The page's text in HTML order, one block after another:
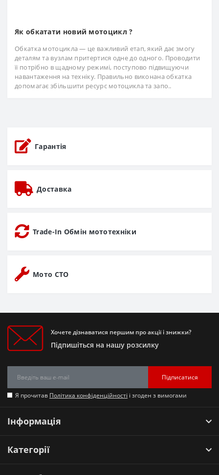
Як обкатати новий мотоцикл ?
Обкатка мотоцикла — це важливий етап, який дає змогу
деталям та вузлам притертися одне до одного. Проводити
її потрібно в щадному режимі, поступово підвищуючи
навантаження на техніку. Правильно виконана обкатка
допомагає збільшити ресурс мотоцикла та запо..
Гарантія
Доставка
Trade-In Обмін мототехніки
Мото СТО
Хочете дізнаватися першим про акції і знижки?
Підпишіться на нашу розсилку
Підписатися
Я прочитав Політика конфіденційності і згоден з вимогами
Інформація
Категорії